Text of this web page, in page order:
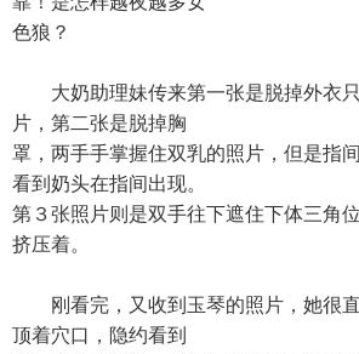
色狼？
大奶助理妹传来第一张是脱掉外衣只
片，第二张是脱掉胸
罩，两手手掌握住双乳的照片，但是指
看到奶头在指间出现。
第３张照片则是双手往下遮住下体三角
挤压着。
刚看完，又收到玉琴的照片，她很直
顶着穴口，隐约看到